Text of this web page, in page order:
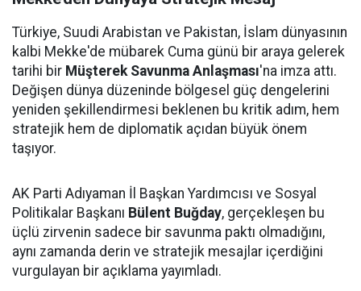
Türkiye, Suudi Arabistan ve Pakistan, İslam dünyasının
kalbi Mekke'de mübarek Cuma günü bir araya gelerek
tarihi bir Müşterek Savunma Anlaşması'na imza attı.
Değişen dünya düzeninde bölgesel güç dengelerini
yeniden şekillendirmesi beklenen bu kritik adım, hem
stratejik hem de diplomatik açıdan büyük önem
taşıyor.
AK Parti Adıyaman İl Başkan Yardımcısı ve Sosyal
Politikalar Başkanı Bülent Buğday, gerçekleşen bu
üçlü zirvenin sadece bir savunma paktı olmadığını,
aynı zamanda derin ve stratejik mesajlar içerdiğini
vurgulayan bir açıklama yayımladı.